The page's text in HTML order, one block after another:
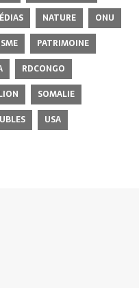
NATURE
ONU
PATRIMOINE
RDCONGO
SOMALIE
USA